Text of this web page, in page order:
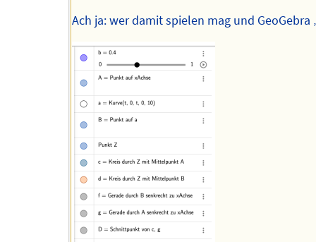
Ach ja: wer damit spielen mag und GeoGebra